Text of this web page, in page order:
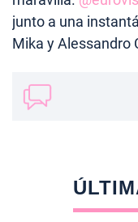
junto a una
Mika yAlessandro